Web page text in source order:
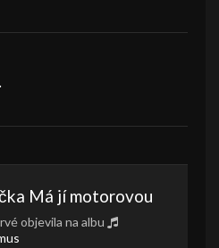
Má jí motorovou
objevila na albu